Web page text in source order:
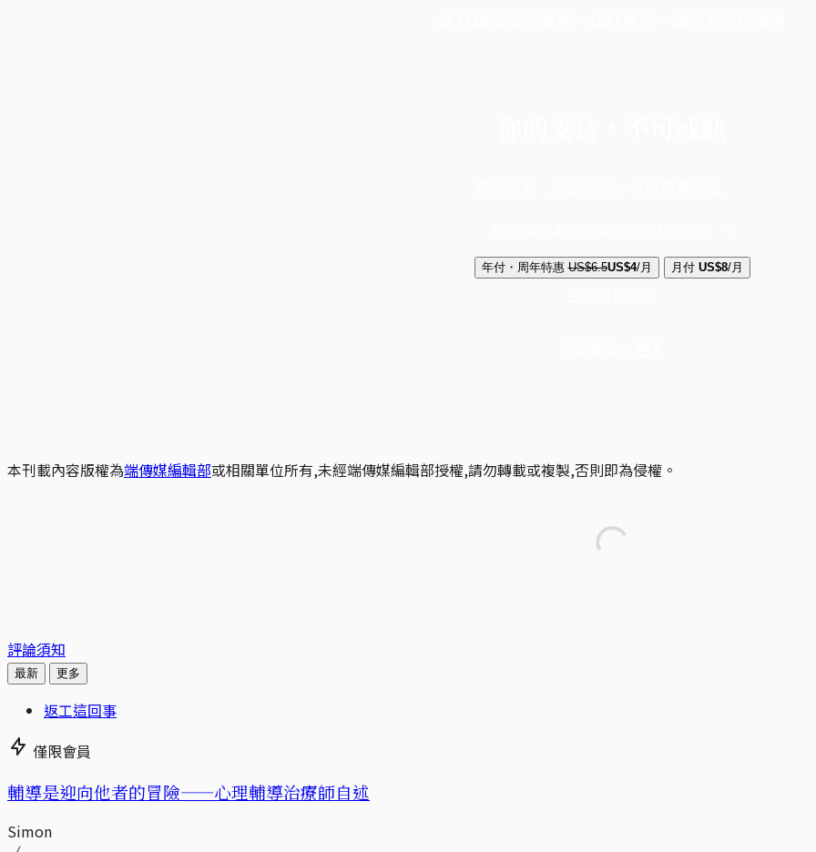
年付・周年特惠 US$6.5US$4/月 月付 US$8/月
本刊載內容版權為端傳媒編輯部或相關單位所有,未經端傳媒編輯部授權,請勿轉載或複製,否則即為侵權。
評論須知
最新 更多
返工這回事
僅限會員
輔導是迎向他者的冒險——心理輔導治療師自述
Simon